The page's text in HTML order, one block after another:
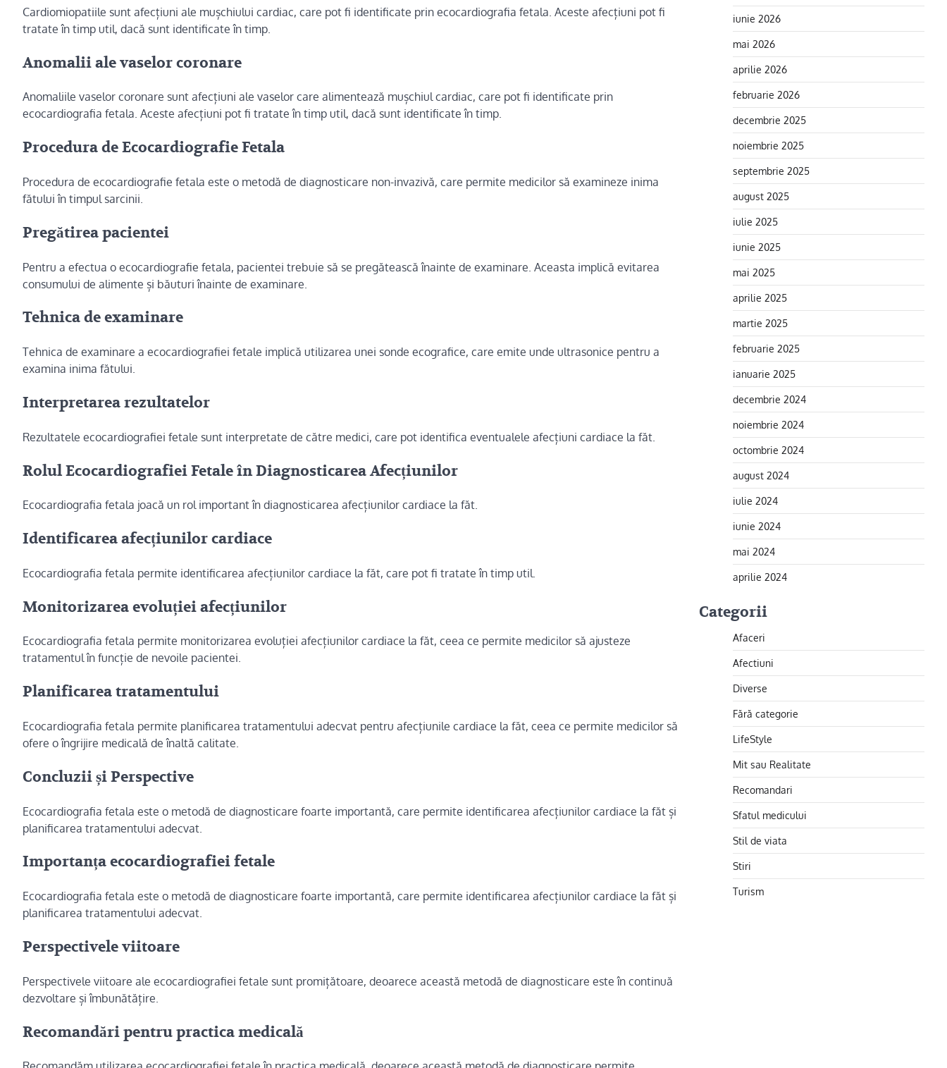
Cardiomiopatiile sunt afecțiuni ale mușchiului cardiac, care pot fi identificate prin ecocardiografia fetala. Aceste afecțiuni pot fi
tratate în timp util, dacă sunt identificate în timp.
Anomalii ale vaselor coronare
Anomaliile vaselor coronare sunt afecțiuni ale vaselor care alimentează mușchiul cardiac, care pot fi identificate prin
ecocardiografia fetala. Aceste afecțiuni pot fi tratate în timp util, dacă sunt identificate în timp.
Procedura de Ecocardiografie Fetala
Procedura de ecocardiografie fetala este o metodă de diagnosticare non-invazivă, care permite medicilor să examineze inima
fătului în timpul sarcinii.
Pregătirea pacientei
Pentru a efectua o ecocardiografie fetala, pacientei trebuie să se pregătească înainte de examinare. Aceasta implică evitarea
consumului de alimente și băuturi înainte de examinare.
Tehnica de examinare
Tehnica de examinare a ecocardiografiei fetale implică utilizarea unei sonde ecografice, care emite unde ultrasonice pentru a
examina inima fătului.
Interpretarea rezultatelor
Rezultatele ecocardiografiei fetale sunt interpretate de către medici, care pot identifica eventualele afecțiuni cardiace la făt.
Rolul Ecocardiografiei Fetale în Diagnosticarea Afecțiunilor
Ecocardiografia fetala joacă un rol important în diagnosticarea afecțiunilor cardiace la făt.
Identificarea afecțiunilor cardiace
Ecocardiografia fetala permite identificarea afecțiunilor cardiace la făt, care pot fi tratate în timp util.
Monitorizarea evoluției afecțiunilor
Ecocardiografia fetala permite monitorizarea evoluției afecțiunilor cardiace la făt, ceea ce permite medicilor să ajusteze
tratamentul în funcție de nevoile pacientei.
Planificarea tratamentului
Ecocardiografia fetala permite planificarea tratamentului adecvat pentru afecțiunile cardiace la făt, ceea ce permite medicilor să
ofere o îngrijire medicală de înaltă calitate.
Concluzii și Perspective
Ecocardiografia fetala este o metodă de diagnosticare foarte importantă, care permite identificarea afecțiunilor cardiace la făt și
planificarea tratamentului adecvat.
Importanța ecocardiografiei fetale
Ecocardiografia fetala este o metodă de diagnosticare foarte importantă, care permite identificarea afecțiunilor cardiace la făt și
planificarea tratamentului adecvat.
Perspectivele viitoare
Perspectivele viitoare ale ecocardiografiei fetale sunt promițătoare, deoarece această metodă de diagnosticare este în continuă
dezvoltare și îmbunătățire.
Recomandări pentru practica medicală
iunie 2026
mai 2026
aprilie 2026
februarie 2026
decembrie 2025
noiembrie 2025
septembrie 2025
august 2025
iulie 2025
iunie 2025
mai 2025
aprilie 2025
martie 2025
februarie 2025
ianuarie 2025
decembrie 2024
noiembrie 2024
octombrie 2024
august 2024
iulie 2024
iunie 2024
mai 2024
aprilie 2024
Categorii
Afaceri
Afectiuni
Diverse
Fără categorie
LifeStyle
Mit sau Realitate
Recomandari
Sfatul medicului
Stil de viata
Stiri
Turism